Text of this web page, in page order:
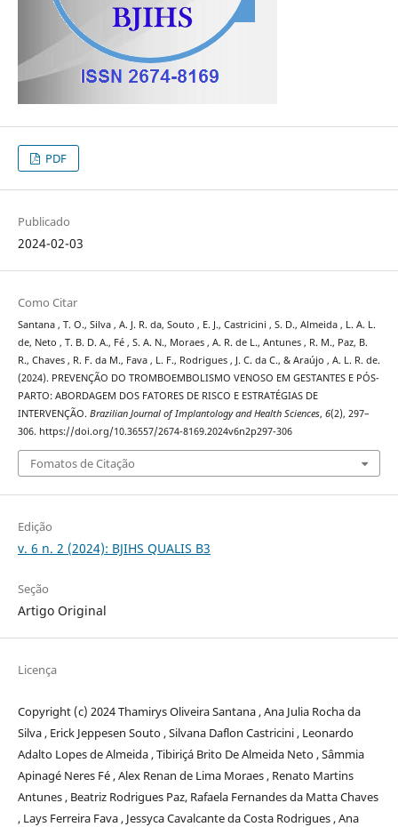
PDF
Publicado
2024-02-03
Como Citar
Santana , T. O., Silva , A. J. R. da, Souto , E. J., Castricini , S. D., Almeida , L. A. L.
de, Neto , T. B. D. A., Fé , S. A. N., Moraes , A. R. de L., Antunes , R. M., Paz, B.
R., Chaves , R. F. da M., Fava , L. F., Rodrigues , J. C. da C., & Araújo , A. L. R. de.
(2024). PREVENÇÃO DO TROMBOEMBOLISMO VENOSO EM GESTANTES E PÓS-
PARTO: ABORDAGEM DOS FATORES DE RISCO E ESTRATÉGIAS DE
INTERVENÇÃO. Brazilian Journal of Implantology and Health Sciences, 6(2), 297–
306. https://doi.org/10.36557/2674-8169.2024v6n2p297-306
Fomatos de Citação
Edição
v. 6 n. 2 (2024): BJIHS QUALIS B3
Seção
Artigo Original
Licença
Copyright (c) 2024 Thamirys Oliveira Santana , Ana Julia Rocha da
Silva , Erick Jeppesen Souto , Silvana Daflon Castricini , Leonardo
Adalto Lopes de Almeida , Tibiriçá Brito De Almeida Neto , Sâmmia
Apinagé Neres Fé , Alex Renan de Lima Moraes , Renato Martins
Antunes , Beatriz Rodrigues Paz, Rafaela Fernandes da Matta Chaves
, Lays Ferreira Fava , Jessyca Cavalcante da Costa Rodrigues , Ana